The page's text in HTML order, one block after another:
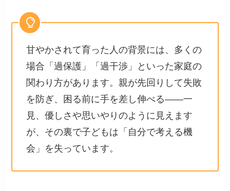
甘やかされて育った人の背景には、多くの
場合「過保護」「過干渉」といった家庭の
関わり方があります。親が先回りして失敗
を防ぎ、困る前に手を差し伸べる——一
見、優しさや思いやりのように見えます
が、その裏で子どもは「自分で考える機
会」を失っています。